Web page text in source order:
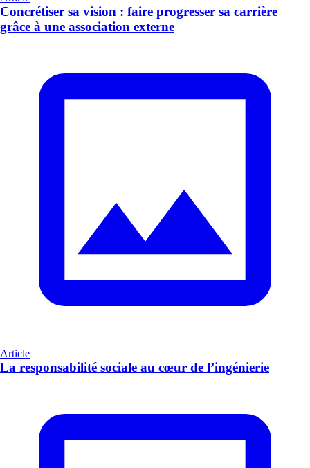
Concrétiser sa vision : faire progresser sa carrière
grâce à une association externe
Article
La responsabilité sociale au cœur de l’ingénierie